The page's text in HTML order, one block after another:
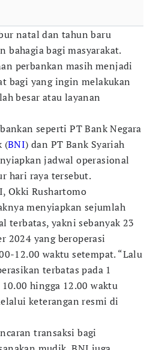
natal dan tahun baru
bahagia bagi masyarakat.
perbankan masih menjadi
bagi yang ingin melakukan
besar atau layanan
seperti PT Bank Negara
(BNI) dan PT Bank Syariah
jadwal operasional
hari raya tersebut.
Okki Rushartomo
menyiapkan sejumlah
terbatas, yakni sebanyak 23
2024 yang beroperasi
12.00 waktu setempat. “Lalu
terbatas pada 1
hingga 12.00 waktu
keterangan resmi di
transaksi bagi